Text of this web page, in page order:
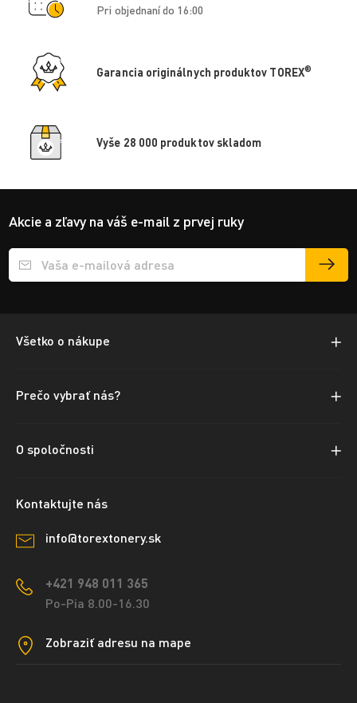
Pri objednaní do 16:00
Garancia originálnych produktov TOREX®
Vyše 28 000 produktov skladom
Akcie a zľavy na váš e-mail z prvej ruky
Přihlášení e-mailu k odběru
Všetko o nákupe
Prečo vybrať nás?
O spoločnosti
Kontaktujte nás
info@torextonery.sk
+421 948 011 365
Po-Pia 8.00-16.30
Zobraziť adresu na mape